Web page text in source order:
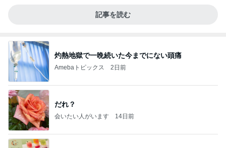
記事を読む
灼熱地獄で一晩続いた今までにない頭痛
Amebaトピックス 2日前
だれ？
会いたい人がいます 14日前